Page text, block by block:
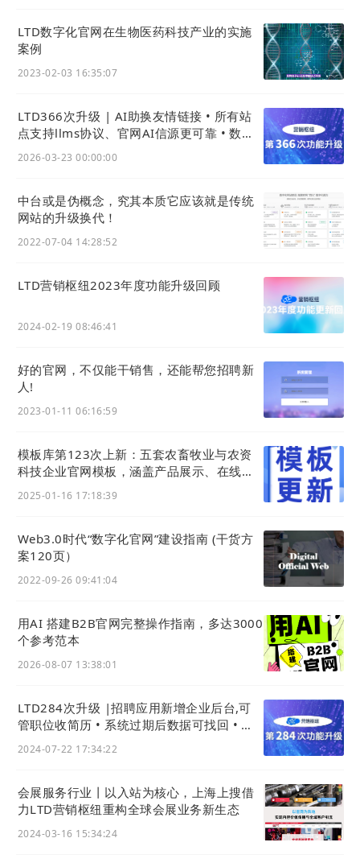
点，产出专业、有价值且适配AI
通过优化网页结构、做好技术适
配（合理设置元数据、保障页面
的可访问性），助力
高效抓取
模型的转化
分析AI筛选 “topk chunk” 的
语义规则，调整内容的关键词布
局、语义关联度，提升内容与用
持续追踪内容在
回答中的引
新，迭代内容策略，让企业内容
更稳定地成为AI输出答案的组
成
在这套运行逻辑之下，对于企业而言,GEO
营销的核心抓手清晰聚焦于：做好内容输
出，使之成为
大模型抓取的优先候选，这
LTD数字化官网在生物医药科技产业的实施
案例
2023-02-03 16:35:07
LTD366次升级 | AI助换友情链接 • 所有站
点支持llms协议、官网AI信源更可靠 • 数据
2026-03-23 00:00:00
中台或是伪概念，究其本质它应该就是传统
网站的升级换代！
2022-07-04 14:28:52
LTD营销枢纽2023年度功能升级回顾
2024-02-19 08:46:41
好的官网，不仅能干销售，还能帮您招聘新
人!
2023-01-11 06:16:59
模板库第123次上新：五套农畜牧业与农资
科技企业官网模板，涵盖产品展示、在线交
2025-01-16 17:18:39
Web3.0时代“数字化官⽹”建设指南 (干货方
案120页）
2022-09-26 09:41:04
用AI 搭建B2B官网完整操作指南，多达3000
个参考范本
2026-08-07 13:38:01
LTD284次升级 |招聘应用新增企业后台,可
管职位收简历 • 系统过期后数据可找回 • 网
2024-07-22 17:34:22
会展服务行业丨以入站为核心，上海上搜借
力LTD营销枢纽重构全球会展业务新生态
2024-03-16 15:34:24